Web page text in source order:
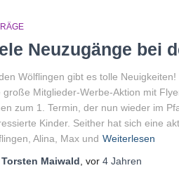
Neuzugänge bei
Wölflingen gibt es tolle
große Mitglieder-Werbe-Aktion mit
zum 1. Termin, der nun wieder im
Kinder. Seither hat sich eine
Alina, Max und Weiterlesen
Torsten Maiwald , vor 4 Jahren